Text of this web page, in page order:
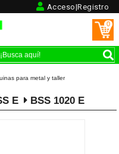
Acceso|Registro
0
para metal y taller
E BSS 1020 E